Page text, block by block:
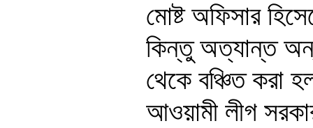
মোষ্ট অফিসার
কিন্তু অত্যান্ত
থেকে বঞ্চিত করা
আওয়ামী লীগ